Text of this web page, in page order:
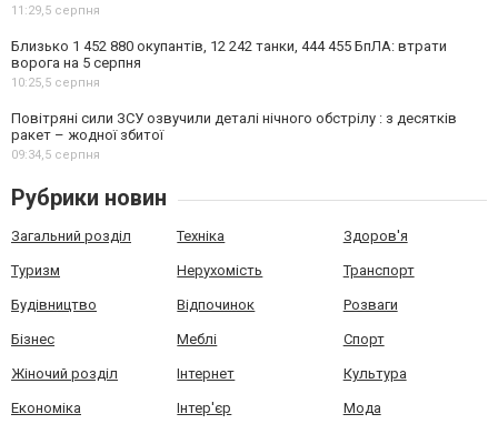
11:29,5 серпня
Близько 1 452 880 окупантів, 12 242 танки, 444 455 БпЛА: втрати
ворога на 5 серпня
10:25,5 серпня
Повітряні сили ЗСУ озвучили деталі нічного обстрілу : з десятків
ракет – жодної збитої
09:34,5 серпня
Рубрики новин
Загальний розділ Техніка Здоров'я
Туризм Нерухомість Транспорт
Будівництво Відпочинок Розваги
Бізнес Меблі Спорт
Жіночий розділ Інтернет Культура
Економіка Інтер'єр Мода